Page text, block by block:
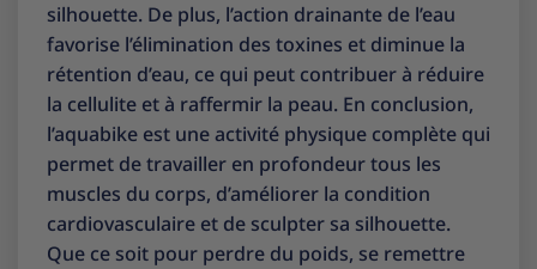
silhouette. De plus, l’action drainante de l’eau
favorise l’élimination des toxines et diminue la
rétention d’eau, ce qui peut contribuer à réduire
la cellulite et à raffermir la peau. En conclusion,
l’aquabike est une activité physique complète qui
permet de travailler en profondeur tous les
muscles du corps, d’améliorer la condition
cardiovasculaire et de sculpter sa silhouette.
Que ce soit pour perdre du poids, se remettre